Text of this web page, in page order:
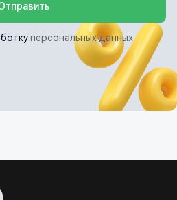
персональных данных